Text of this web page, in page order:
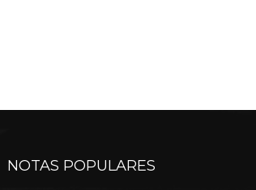
NOTAS POPULARES